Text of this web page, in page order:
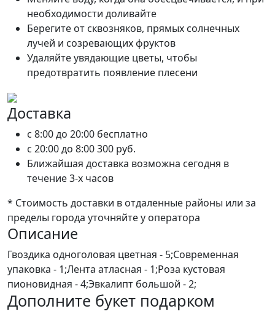
необходимости доливайте
Берегите от сквозняков, прямых солнечных
лучей и созревающих фруктов
Удаляйте увядающие цветы, чтобы
предотвратить появление плесени
Доставка
c 8:00 до 20:00 бесплатно
c 20:00 до 8:00300 руб.
Ближайшая доставка возможна сегодня в
течение 3-х часов
* Стоимость доставки в отдаленные районы или за
пределы города уточняйте у оператора
Описание
Гвоздика одноголовая цветная - 5;Современная
упаковка - 1;Лента атласная - 1;Роза кустовая
пионовидная - 4;Эвкалипт большой - 2;
Дополните букет подарком